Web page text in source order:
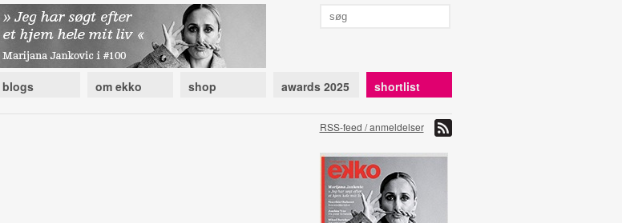
blogs om ekko shop awards 2025 shortlist
RSS-feed / anmeldelser